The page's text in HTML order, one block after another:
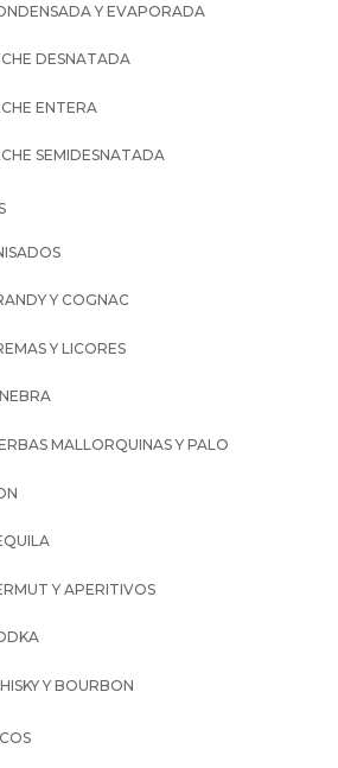
Y EVAPORADA
DESNATADA
ENTERA
SEMIDESNATADA
Y COGNAC
Y LICORES
MALLORQUINAS Y PALO
Y APERITIVOS
Y BOURBON